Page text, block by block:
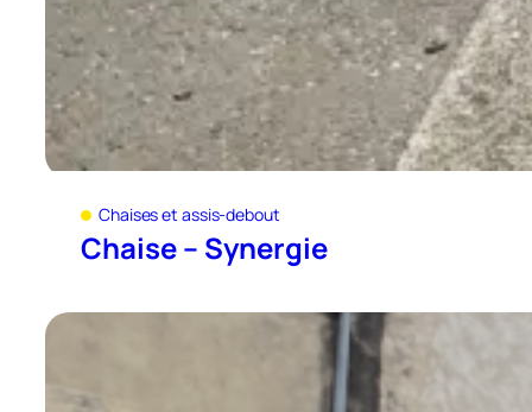
Chaises et assis-debout
Chaise – Synergie